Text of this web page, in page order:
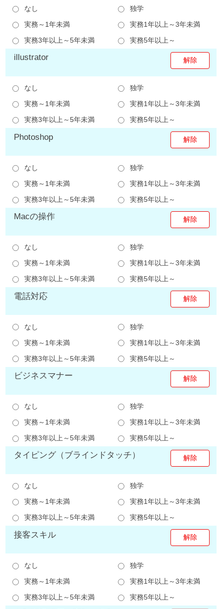
なし
独学
実務～1年未満
実務1年以上～3年未満
実務3年以上～5年未満
実務5年以上～
illustrator
なし
独学
実務～1年未満
実務1年以上～3年未満
実務3年以上～5年未満
実務5年以上～
Photoshop
なし
独学
実務～1年未満
実務1年以上～3年未満
実務3年以上～5年未満
実務5年以上～
Macの操作
なし
独学
実務～1年未満
実務1年以上～3年未満
実務3年以上～5年未満
実務5年以上～
電話対応
なし
独学
実務～1年未満
実務1年以上～3年未満
実務3年以上～5年未満
実務5年以上～
ビジネスマナー
なし
独学
実務～1年未満
実務1年以上～3年未満
実務3年以上～5年未満
実務5年以上～
タイピング（ブラインドタッチ）
なし
独学
実務～1年未満
実務1年以上～3年未満
実務3年以上～5年未満
実務5年以上～
接客スキル
なし
独学
実務～1年未満
実務1年以上～3年未満
実務3年以上～5年未満
実務5年以上～